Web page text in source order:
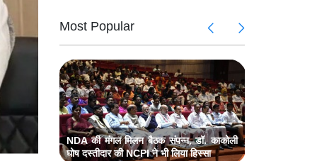
Most Popular
और
मिलन,
भी
होने
NDA की मंगल मिलन बैठक संपन्न, डॉ. काकोली
घोष दस्तीदार की NCPI ने भी लिया हिस्सा